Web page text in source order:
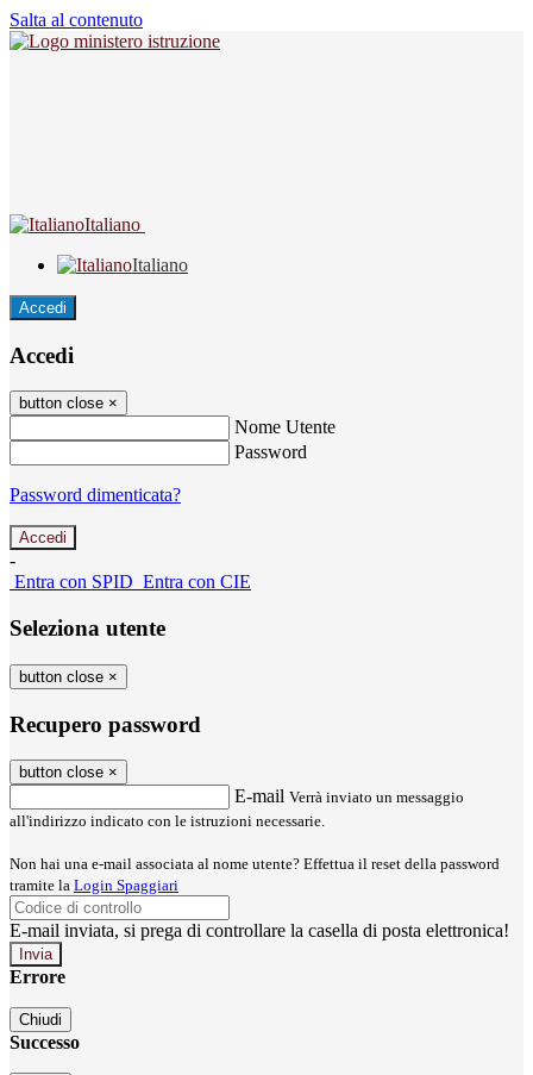
Salta al contenuto
Italiano
Italiano
Accedi
Accedi
button close ×
Nome Utente
Password
Password dimenticata?
-
Entra con SPID Entra con CIE
Seleziona utente
button close ×
Recupero password
button close ×
E-mail Verrà inviato un messaggio
all'indirizzo indicato con le istruzioni necessarie.
Non hai una e-mail associata al nome utente? Effettua il reset della password
tramite la Login Spaggiari
E-mail inviata, si prega di controllare la casella di posta elettronica!
Errore
Chiudi
Successo